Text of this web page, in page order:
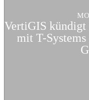
VertiGIS kündigt
mit T-